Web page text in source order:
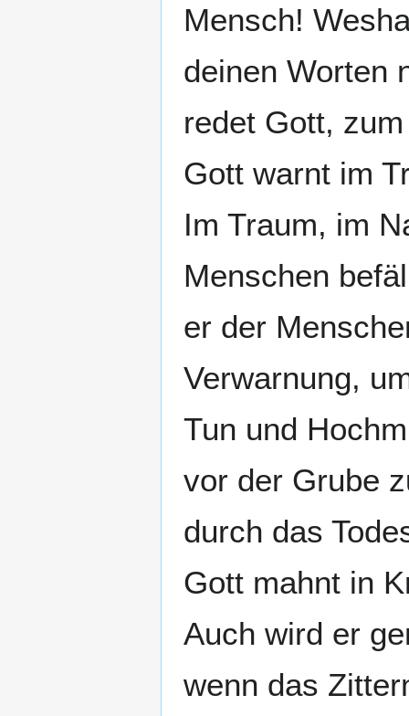
Mensch!
deinen Worten
redet Gott,
Gott warnt im
Im Traum, im
Menschen
er der
Verwarnung,
Tun und
vor der Grube
durch das
Gott mahnt in
Auch wird er
wenn das